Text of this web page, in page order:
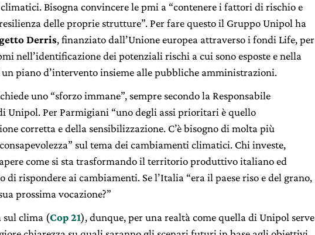
Bisogna convincere le pmi a “contenere i fattori di rischio e
delle proprie strutture”. Per fare questo il Gruppo Unipol ha
Derris, finanziato dall’Unione europea attraverso i fondi Life, per
nell’identificazione dei potenziali rischi a cui sono esposte e nella
piano d’intervento insieme alle pubbliche amministrazioni.
uno “sforzo immane”, sempre secondo la Responsabile
Unipol. Per Parmigiani “uno degli assi prioritari è quello
corretta e della sensibilizzazione. C’è bisogno di molta più
sul tema dei cambiamenti climatici. Chi investe,
come si sta trasformando il territorio produttivo italiano ed
di rispondere ai cambiamenti. Se l’Italia “era il paese riso e del grano,
prossima vocazione?”
sul clima (Cop 21), dunque, per una realtà come quella di Unipol serve